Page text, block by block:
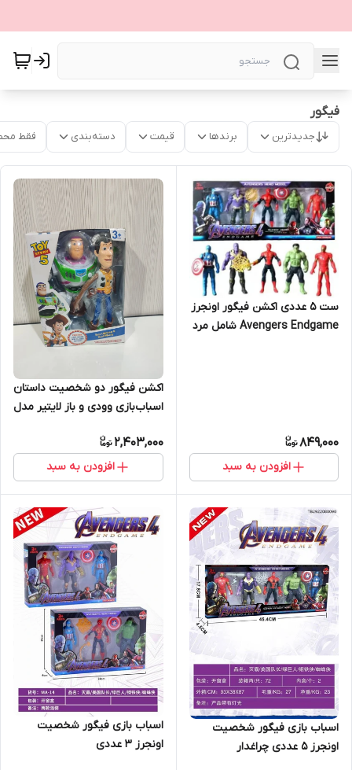
فیگور
جدیدترین برندها قیمت دسته‌بندی فقط
ست ۵ عددی اکشن فیگور اونجرز
Avengers Endgame شامل مرد
849,000
افزودن به سبد
اکشن فیگور دو شخصیت داستان
اسباب‌بازی وودی و باز لایتیر مدل
2,403,000
افزودن به سبد
اسباب بازی فیگور شخصیت
اونجرز 5 عددی چراغدار
اسباب بازی فیگور شخصیت
اونجرز 3 عددی